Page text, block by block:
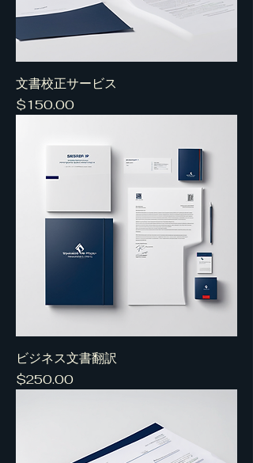
文書校正サービス
Price
$150.00
ビジネス文書翻訳
Price
$250.00